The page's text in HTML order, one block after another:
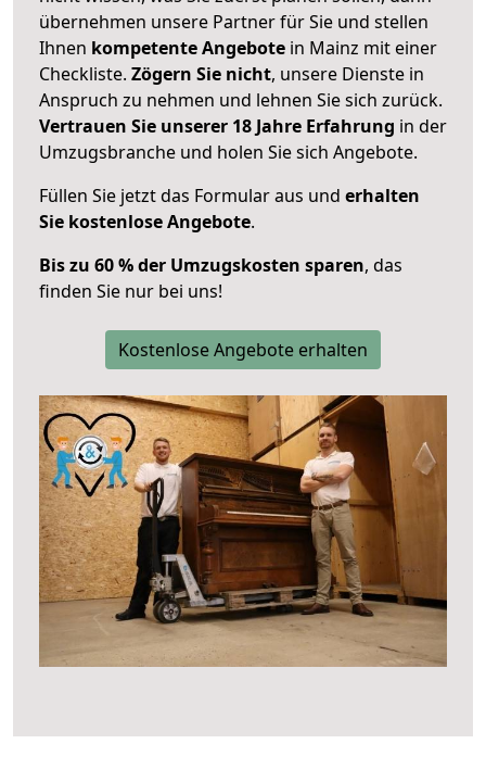
übernehmen unsere Partner für Sie und stellen
Ihnen kompetente Angebote in Mainz mit einer
Checkliste. Zögern Sie nicht, unsere Dienste in
Anspruch zu nehmen und lehnen Sie sich zurück.
Vertrauen Sie unserer 18 Jahre Erfahrung in der
Umzugsbranche und holen Sie sich Angebote.
Füllen Sie jetzt das Formular aus und erhalten
Sie kostenlose Angebote.
Bis zu 60 % der Umzugskosten sparen, das
finden Sie nur bei uns!
Kostenlose Angebote erhalten